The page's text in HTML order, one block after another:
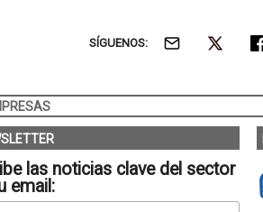
SÍGUENOS:
las noticias clave del sector
email: